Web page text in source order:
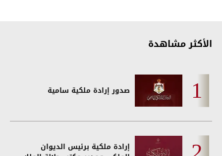
الأكثر مشاهدة
صدور إرادة ملكية سامية
إرادة ملكية برئيس الديوان